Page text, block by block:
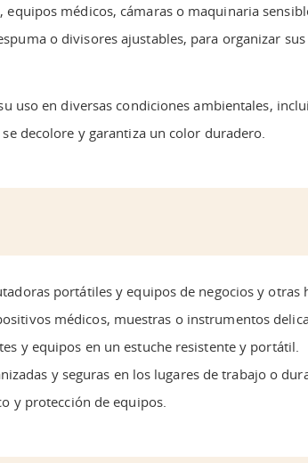
médicos, cámaras o maquinaria
o divisores ajustables, para organizar
uso en diversas condiciones ambientales,
decolore y garantiza un color duradero.
portátiles y equipos de negocios y otras
médicos, muestras o instrumentos
y equipos en un estuche resistente y portátil.
y seguras en los lugares de trabajo o
y protección de equipos.